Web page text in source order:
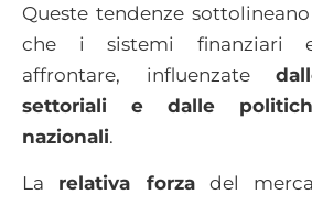
Queste tendenze
che i sistemi finanziari
affrontare, influenzate
settoriali e dalle
nazionali.
La relativa forzadel